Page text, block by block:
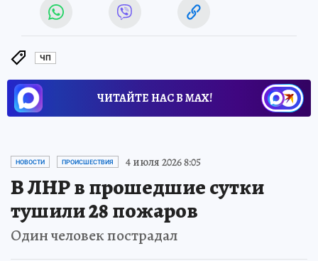
ЧП
ЧИТАЙТЕ НАС В МАХ!
НОВОСТИ ПРОИСШЕСТВИЯ 4 июля 2026 8:05
В ЛНР в прошедшие сутки
тушили 28 пожаров
Один человек пострадал